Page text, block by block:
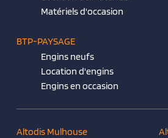
Matériels d'occasion
BTP-PAYSAGE
Engins neufs
Location d'engins
Engins en occasion
Altodis Mulhouse